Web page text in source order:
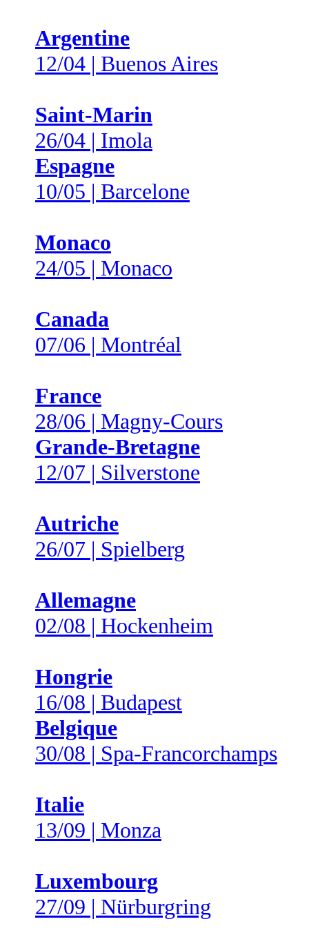
Argentine
12/04 | Buenos Aires
Saint-Marin
26/04 | Imola
Espagne
10/05 | Barcelone
Monaco
24/05 | Monaco
Canada
07/06 | Montréal
France
28/06 | Magny-Cours
Grande-Bretagne
12/07 | Silverstone
Autriche
26/07 | Spielberg
Allemagne
02/08 | Hockenheim
Hongrie
16/08 | Budapest
Belgique
30/08 | Spa-Francorchamps
Italie
13/09 | Monza
Luxembourg
27/09 | Nürburgring